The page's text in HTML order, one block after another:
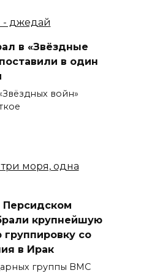
в «Звёздные
в один
войн»
Персидском
крупнейшую
со
в Ирак
группы ВМС